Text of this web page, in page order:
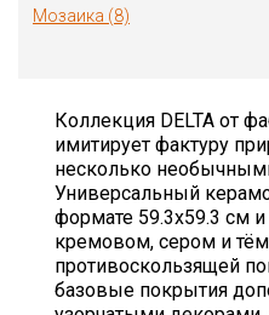
Мозаика (8)
Коллекция DELTA от
имитирует фактуру
несколько
Универсальный
формате 59.3х59.3 см
кремовом, сером и
противоскользящей
базовые покрытия